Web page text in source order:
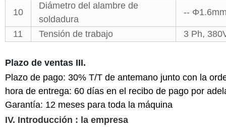
10
Diámetro del alambre de
soldadura
--
11 Tensión de trabajo 3 Ph,
Plazo de ventas III.
Plazo de pago: 30% T/T de antemano junto con la
hora de entrega: 60 días en el recibo de pago por
Garantía: 12 meses para toda la máquina
IV. Introducción : la empresa